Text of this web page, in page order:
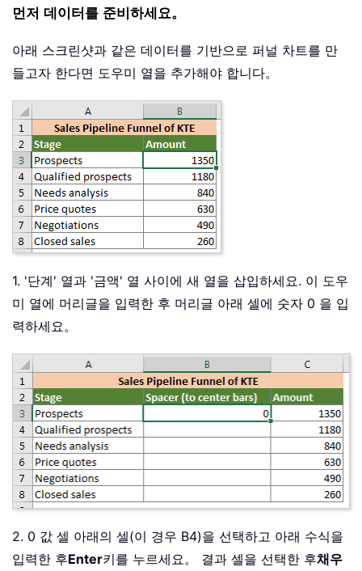
먼저 데이터를 준비하세요。
아래 스크린샷과 같은 데이터를 기반으로 퍼널 차트를 만
들고자 한다면 도우미 열을 추가해야 합니다。
1. '단계' 열과 '금액' 열 사이에 새 열을 삽입하세요. 이 도우
미 열에 머리글을 입력한 후 머리글 아래 셀에 숫자 0 을 입
력하세요。
2. 0 값 셀 아래의 셀(이 경우 B4)을 선택하고 아래 수식을
입력한 후Enter키를 누르세요。 결과 셀을 선택한 후채우